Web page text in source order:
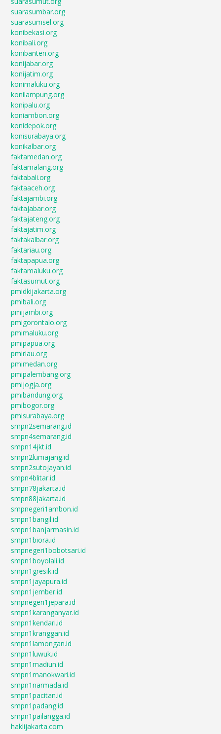
suarasumbar.org
suarasumsel.org
konibekasi.org
konibali.org
konibanten.org
konijabar.org
konijatim.org
konimaluku.org
konilampung.org
konipalu.org
koniambon.org
konidepok.org
konisurabaya.org
konikalbar.org
faktamedan.org
faktamalang.org
faktabali.org
faktaaceh.org
faktajambi.org
faktajabar.org
faktajateng.org
faktajatim.org
faktakalbar.org
faktariau.org
faktapapua.org
faktamaluku.org
faktasumut.org
pmidkijakarta.org
pmibali.org
pmijambi.org
pmigorontalo.org
pmimaluku.org
pmipapua.org
pmiriau.org
pmimedan.org
pmipalembang.org
pmijogja.org
pmibandung.org
pmibogor.org
pmisurabaya.org
smpn2semarang.id
smpn4semarang.id
smpn14jkt.id
smpn2lumajang.id
smpn2sutojayan.id
smpn4blitar.id
smpn78jakarta.id
smpn88jakarta.id
smpnegeri1ambon.id
smpn1bangil.id
smpn1banjarmasin.id
smpn1biora.id
smpnegeri1bobotsari.id
smpn1boyolali.id
smpn1gresik.id
smpn1jayapura.id
smpn1jember.id
smpnegeri1jepara.id
smpn1karanganyar.id
smpn1kendari.id
smpn1kranggan.id
smpn1lamongan.id
smpn1luwuk.id
smpn1madiun.id
smpn1manokwari.id
smpn1narmada.id
smpn1pacitan.id
smpn1padang.id
smpn1pailangga.id
haklijakarta.com